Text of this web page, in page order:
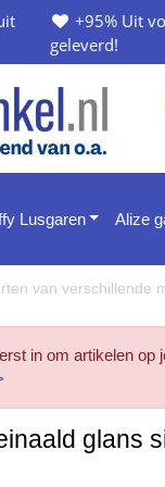
+95% Uit
geleverd!
Lusgaren Alize
van verschillende
in om artikelen op
glans